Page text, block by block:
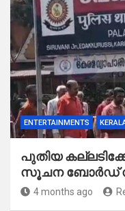
ENTERTAINMENTS
പുതിയ
സൂചന ബോർഡ്
4 months ago